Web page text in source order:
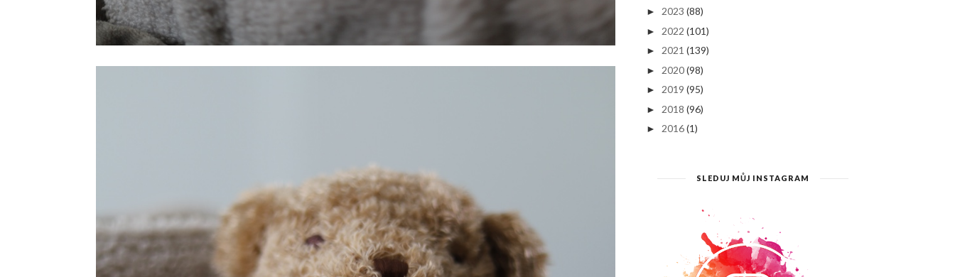
► 2023 (88)
► 2022 (101)
► 2021 (139)
► 2020 (98)
► 2019 (95)
► 2018 (96)
► 2016 (1)
SLEDUJ MŮJ INSTAGRAM